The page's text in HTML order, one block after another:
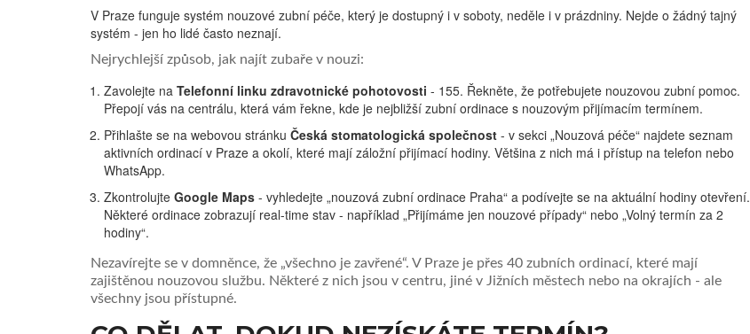
V Praze funguje systém nouzové zubní péče, který je dostupný i v soboty, neděle i v prázdniny. Nejde o žádný tajný
systém - jen ho lidé často neznají.
Nejrychlejší způsob, jak najít zubaře v nouzi:
Zavolejte na Telefonní linku zdravotnické pohotovosti - 155. Řekněte, že potřebujete nouzovou zubní pomoc.
Přepojí vás na centrálu, která vám řekne, kde je nejbližší zubní ordinace s nouzovým přijímacím termínem.
Přihlašte se na webovou stránku Česká stomatologická společnost - v sekci „Nouzová péče“ najdete seznam
aktivních ordinací v Praze a okolí, které mají záložní přijímací hodiny. Většina z nich má i přístup na telefon nebo
WhatsApp.
Zkontrolujte Google Maps - vyhledejte „nouzová zubní ordinace Praha“ a podívejte se na aktuální hodiny otevření.
Některé ordinace zobrazují real-time stav - například „Přijímáme jen nouzové případy“ nebo „Volný termín za 2
hodiny“.
Nezavírejte se v domněnce, že „všechno je zavřené“. V Praze je přes 40 zubních ordinací, které mají
zajištěnou nouzovou službu. Některé z nich jsou v centru, jiné v Jižních městech nebo na okrajích - ale
všechny jsou přístupné.